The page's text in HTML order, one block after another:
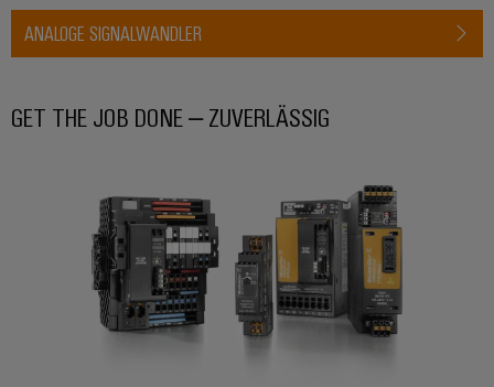
ANALOGE SIGNALWANDLER
GET THE JOB DONE – ZUVERLÄSSIG